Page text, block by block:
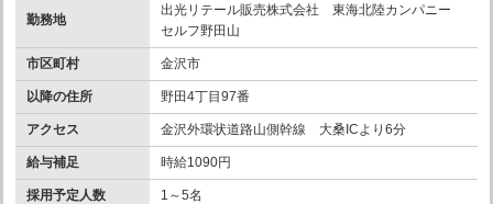
勤務地
出光リテール販売株式会社 東海北陸カンパニー
セルフ野田山
市区町村 金沢市
以降の住所 野田4丁目97番
アクセス 金沢外環状道路山側幹線 大桑ICより6分
給与補足 時給1090円
採用予定人数
1～5名